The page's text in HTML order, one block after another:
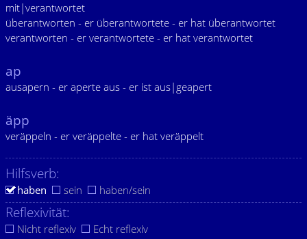
mit|verantwortet
überantworten - er überantwortete - er hat überantwortet
verantworten - er verantwortete - er hat verantwortet
ap
ausapern - er aperte aus - er ist aus|geapert
äpp
veräppeln - er veräppelte - er hat veräppelt
Hilfsverb:
haben sein haben/sein
Reflexivität:
Nicht reflexiv
Echt reflexiv